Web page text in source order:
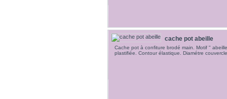
cache pot abeille
Cache pot à confiture brodé main. Motif "
plastifiée. Contour élastique. Diamétre